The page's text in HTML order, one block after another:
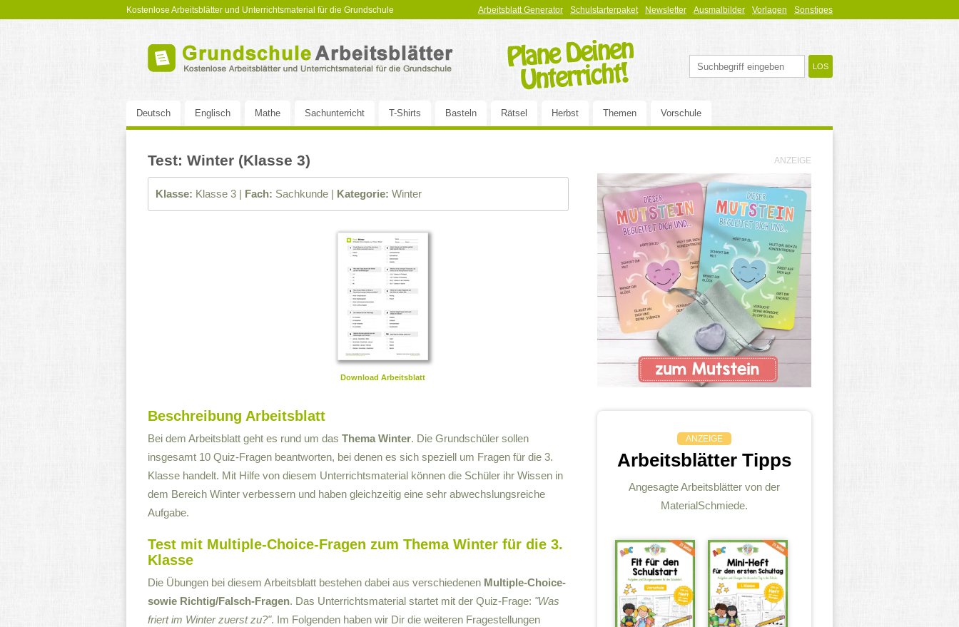
Kostenlose Arbeitsblätter und Unterrichtsmaterial für die Grundschule Sonstiges
Vorlagen
Ausmalbilder
Newsletter
Schulstarterpaket
Arbeitsblatt Generator
Deutsch Englisch Mathe Sachunterricht T-Shirts Basteln Rätsel Herbst Themen Vorschule
Test: Winter (Klasse 3)
Klasse: Klasse 3 | Fach: Sachkunde | Kategorie: Winter
Download Arbeitsblatt
Beschreibung Arbeitsblatt
Bei dem Arbeitsblatt geht es rund um das Thema Winter. Die Grundschüler sollen
insgesamt 10 Quiz-Fragen beantworten, bei denen es sich speziell um Fragen für die 3.
Klasse handelt. Mit Hilfe von diesem Unterrichtsmaterial können die Schüler ihr Wissen in
dem Bereich Winter verbessern und haben gleichzeitig eine sehr abwechslungsreiche
Aufgabe.
Test mit Multiple-Choice-Fragen zum Thema Winter für die 3.
Klasse
Die Übungen bei diesem Arbeitsblatt bestehen dabei aus verschiedenen Multiple-Choice-
sowie Richtig/Falsch-Fragen. Das Unterrichtsmaterial startet mit der Quiz-Frage: "Was
friert im Winter zuerst zu?". Im Folgenden haben wir Dir die weiteren Fragestellungen
ANZEIGE
ANZEIGE
Arbeitsblätter Tipps
Angesagte Arbeitsblätter von der
MaterialSchmiede.